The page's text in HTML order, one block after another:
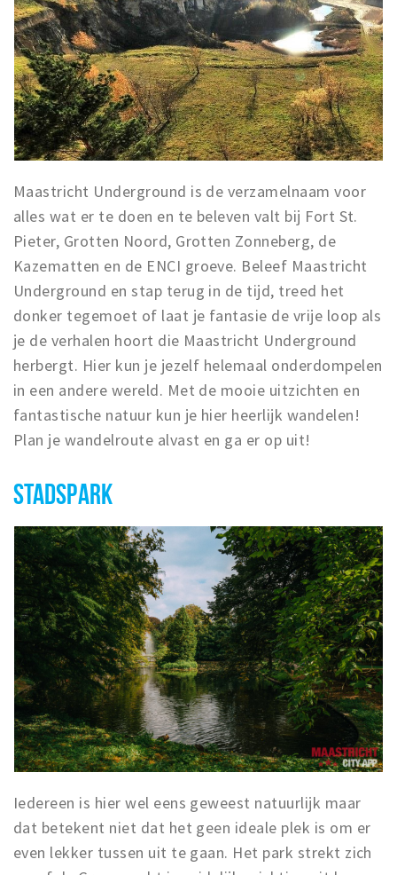
Inloggen
Maastricht Underground is de verzamelnaam voor
alles wat er te doen en te beleven valt bij Fort St.
Pieter, Grotten Noord, Grotten Zonneberg, de
Kazematten en de ENCI groeve. Beleef Maastricht
Underground en stap terug in de tijd, treed het
donker tegemoet of laat je fantasie de vrije loop als
je de verhalen hoort die Maastricht Underground
herbergt. Hier kun je jezelf helemaal onderdompelen
in een andere wereld. Met de mooie uitzichten en
fantastische natuur kun je hier heerlijk wandelen!
Plan je wandelroute alvast en ga er op uit!
STADSPARK
Iedereen is hier wel eens geweest natuurlijk maar
dat betekent niet dat het geen ideale plek is om er
even lekker tussen uit te gaan. Het park strekt zich